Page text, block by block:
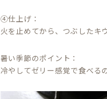
④仕上げ：
火を止めてから、つぶしたキ
暑い季節のポイント：
冷やしてゼリー感覚で食べる